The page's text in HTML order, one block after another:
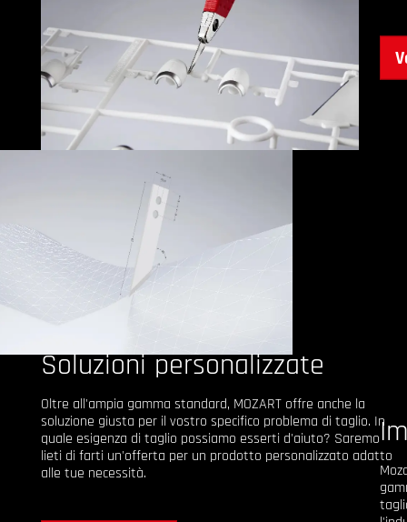
Soluzioni personalizzate
Oltre all'ampia gamma standard, MOZART offre anche la
soluzione giusta per il vostro specifico problema di taglio. In
quale esigenza di taglio possiamo esserti d'aiuto? Saremo
lieti di farti un'offerta per un prodotto personalizzato adatto
alle tue necessità.